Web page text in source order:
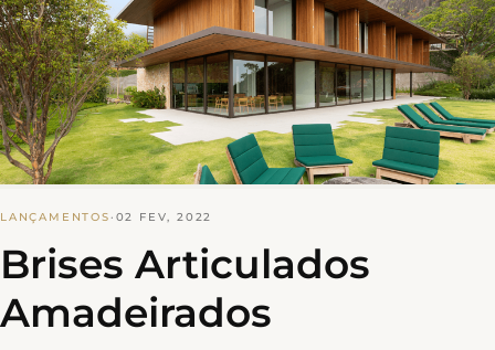
LANÇAMENTOS· 02 FEV, 2022
Brises Articulados
Amadeirados